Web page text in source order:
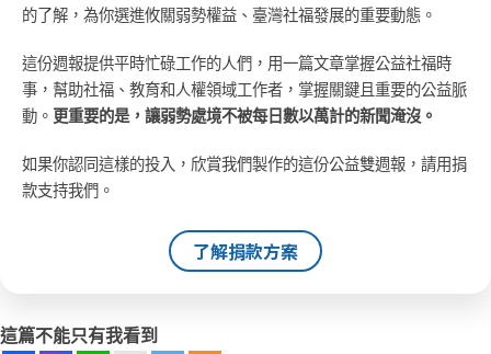
的了解，為你選進攸關弱勢權益、臺灣社福發展的重要動態。
這份週報提供平時忙碌工作的人們，用一篇文章掌握公益社福時
事，幫助社福、教育和人權領域工作者，掌握關鍵且重要的公益脈
動。 更重要的是，讓弱勢處境不被每日數以萬計的新聞淹沒。
如果你認同這樣的投入，欣賞我們製作的這份公益雙週報，請用捐
款支持我們。
了解捐款方案
這篇不能只有我看到